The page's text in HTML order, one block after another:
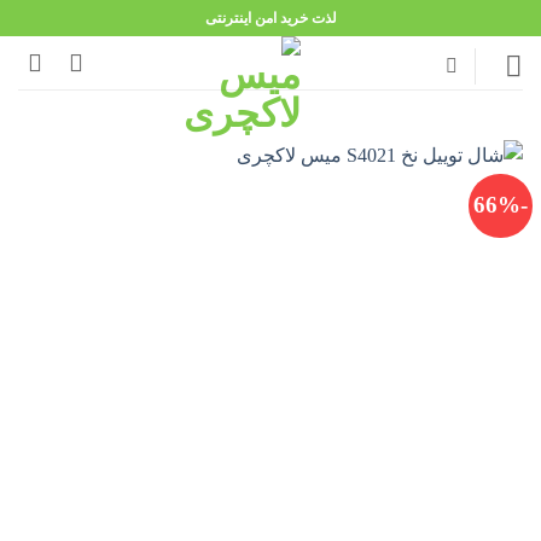
content
لذت خرید امن اینترنتی
-66%